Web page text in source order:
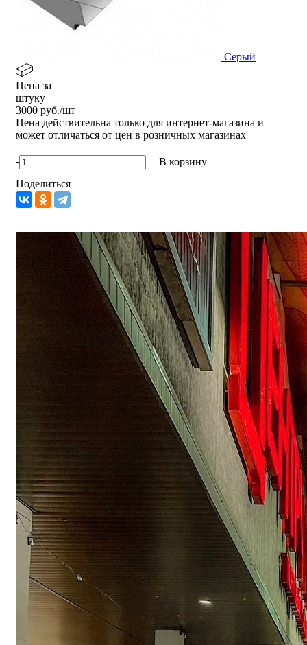
Серый
Цена за
штуку
3000 руб./шт
Цена действительна только для интернет-магазина и
может отличаться от цен в розничных магазинах
- + В корзину
Поделиться